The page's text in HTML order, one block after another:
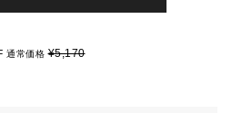
通常価格¥5,170